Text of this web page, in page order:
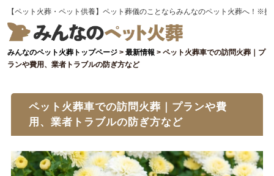
【ペット火葬・ペット供養】ペット葬儀のことならみんなのペット火葬へ！※
みんなのペット火葬トップページ >最新情報 >ペット火葬車での訪問火葬｜プ
ランや費用、業者トラブルの防ぎ方など
ペット火葬車での訪問火葬｜プランや費
用、業者トラブルの防ぎ方など